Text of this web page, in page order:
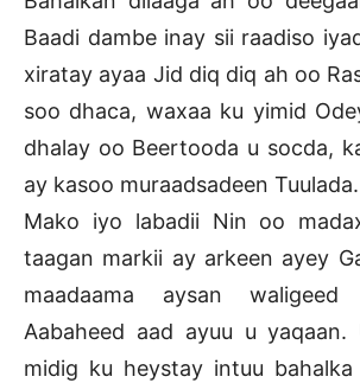
Baadi dambe inay sii raadiso
xiratay ayaa Jid diq diq ah oo
soo dhaca, waxaa ku yimid
dhalay oo Beertooda u socda,
ay kasoo muraadsadeen Tuulada.
Mako iyo labadii Nin oo
taagan markii ay arkeen ayey
maadaama aysan
Aabaheed aad ayuu u
midig ku heystay intuu